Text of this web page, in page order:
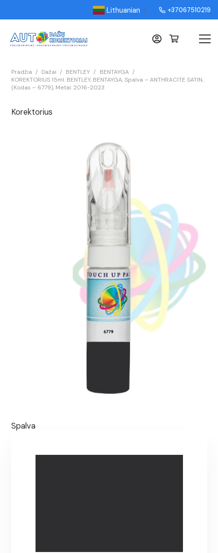
Lithuanian ▼ +37067510219
Pradžia / Dažai / BENTLEY / BENTAYGA /
KOREKTORIUS 15ml. BENTLEY, BENTAYGA, Spalva – ANTHRACITE SATIN,
(Kodas – 6779), Metai: 2016-2023
Korektorius
Spalva